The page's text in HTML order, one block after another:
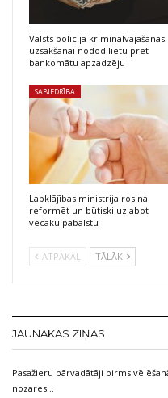
Valsts policija kriminālvajāšanas
uzsākšanai nodod lietu pret
bankomātu apzadzēju
SABIEDRĪBA
Labklājības ministrija rosina
reformēt un būtiski uzlabot
vecāku pabalstu
ATPAKAĻ TĀLĀK
JAUNĀKĀS ZIŅAS
Pasažieru pārvadātāji pirms
nozares…